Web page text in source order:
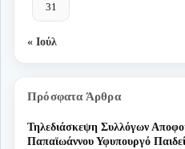
31
« Ιούλ
Πρόσφατα Άρθρα
Τηλεδιάσκεψη Συλλόγων
Παπαϊωάννου Υφυπουργό